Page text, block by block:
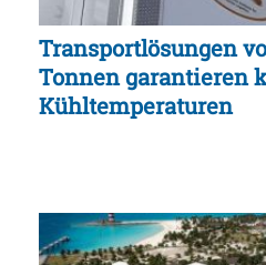
Transportlösungen
Tonnen garantieren
Kühltemperaturen